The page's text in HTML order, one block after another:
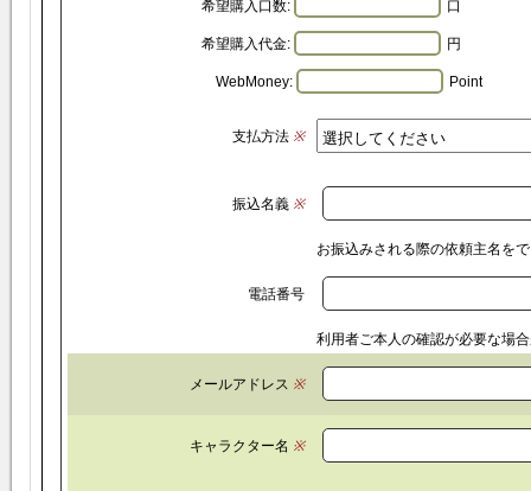
希望購入口数: 口
希望購入代金: 円
WebMoney: Point
支払方法※
振込名義※
お振込みされる際の依頼主名を
電話番号
利用者ご本人の確認が必要な場
メールアドレス ※
キャラクター名 ※